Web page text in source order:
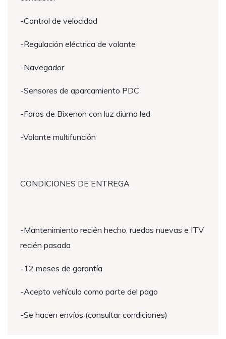
-Control de velocidad
-Regulación eléctrica de volante
-Navegador
-Sensores de aparcamiento PDC
-Faros de Bixenon con luz diurna led
-Volante multifunción
CONDICIONES DE ENTREGA
-Mantenimiento recién hecho, ruedas nuevas e ITV
recién pasada
-12 meses de garantía
-Acepto vehículo como parte del pago
-Se hacen envíos (consultar condiciones)